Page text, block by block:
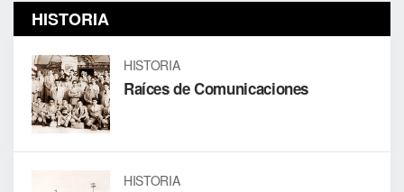
HISTORIA
HISTORIA
Raíces de Comunicaciones
HISTORIA